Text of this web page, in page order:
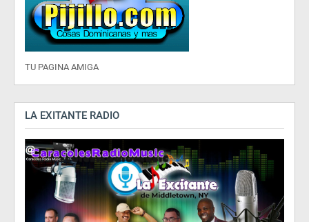
TU PAGINA AMIGA
LA EXITANTE RADIO